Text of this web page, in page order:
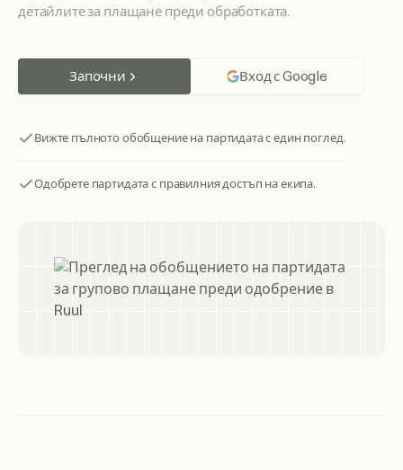
детайлите за плащане преди обработката.
Започни Вход с Google
Вижте пълното обобщение на партидата с един поглед.
Одобрете партидата с правилния достъп на екипа.